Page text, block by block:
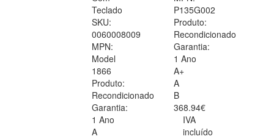
Teclado
SKU:
0060008009
MPN:
Model
1866
Produto:
Recondicionado
Garantia:
1 Ano
A
P135G002
Produto:
Recondicionado
Garantia:
1 Ano
A+
A
B
368.94€
IVA
incluído